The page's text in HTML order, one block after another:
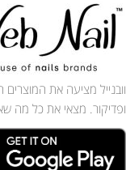
וובנייל מציעה את המוצרים
ופדיקור. מצאי את כל מה